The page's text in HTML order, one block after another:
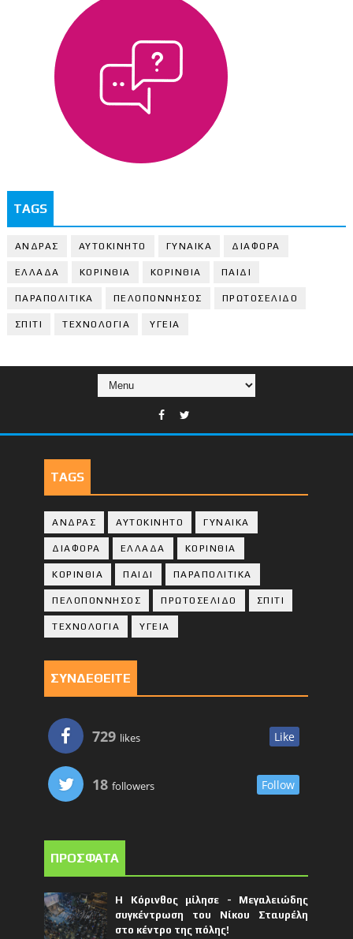
TAGS
ΑΝΔΡΑΣ ΑΥΤΟΚΙΝΗΤΟ ΓΥΝΑΙΚΑ ΔΙΑΦΟΡΑ
ΕΛΛΑΔΑ ΚΟΡΙΝΘΙΑ ΚΟΡΙΝΘΙA ΠΑΙΔΙ
ΠΑΡΑΠΟΛΙΤΙΚΑ ΠΕΛΟΠΟΝΝΗΣΟΣ ΠΡΩΤΟΣΕΛΙΔΟ
ΣΠΙΤΙ ΤΕΧΝΟΛΟΓΙΑ ΥΓΕΙΑ
TAGS
ΑΝΔΡΑΣ ΑΥΤΟΚΙΝΗΤΟ ΓΥΝΑΙΚΑ
ΔΙΑΦΟΡΑ ΕΛΛΑΔΑ ΚΟΡΙΝΘΙΑ
ΚΟΡΙΝΘΙA ΠΑΙΔΙ ΠΑΡΑΠΟΛΙΤΙΚΑ
ΠΕΛΟΠΟΝΝΗΣΟΣ ΠΡΩΤΟΣΕΛΙΔΟ ΣΠΙΤΙ
ΤΕΧΝΟΛΟΓΙΑ ΥΓΕΙΑ
ΣΥΝΔΕΘΕΙΤΕ
729 likes Like
18 followers Follow
ΠΡΟΣΦΑΤΑ
Η Κόρινθος μίλησε - Μεγαλειώδης
συγκέντρωση του Νίκου Σταυρέλη
στο κέντρο της πόλης!